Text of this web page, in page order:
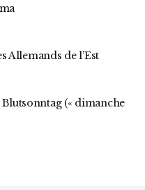
Allemands de l’Est
(« dimanche